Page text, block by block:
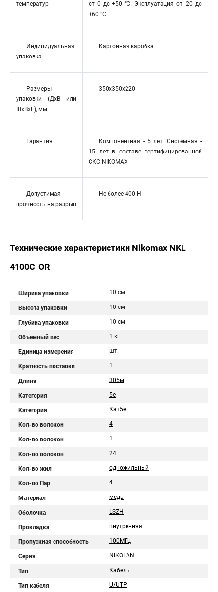
температур
от 0 до +50 °C. Эксплуатация от -20 до
+60 °C
Индивидуальная
упаковка
Картонная каробка
Размеры
упаковки (ДхВ или
ШхВхГ), мм
350x350x220
Гарантия
Компонентная - 5 лет. Системная -
15 лет в составе сертифицированной
СКС NIKOMAX
Допустимая
прочность на разрыв
Не более 400 H
Технические характеристики Nikomax NKL
4100C-OR
Ширина упаковки 10 см
Высота упаковки 10 см
Глубина упаковки 10 см
Объемный вес 1 кг
Единица измерения шт.
Кратность поставки 1
Длина 305м
Категория 5e
Категория Кат5e
Кол-во волокон 4
Кол-во волокон 1
Кол-во волокон 24
Кол-во жил одножильный
Кол-во Пар 4
Материал медь
Оболочка LSZH
Прокладка внутренняя
Пропускная способность 100МГц
Серия NIKOLAN
Тип Кабель
Тип кабеля U/UTP